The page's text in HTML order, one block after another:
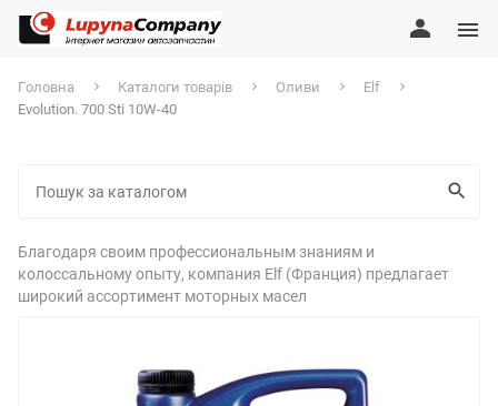
Головна Каталоги товарів Оливи
Elf
Evolution. 700 Sti 10W-40
Благодаря своим профессиональным знаниям и
колоссальному опыту, компания Elf (Франция) предлагает
широкий ассортимент моторных масел